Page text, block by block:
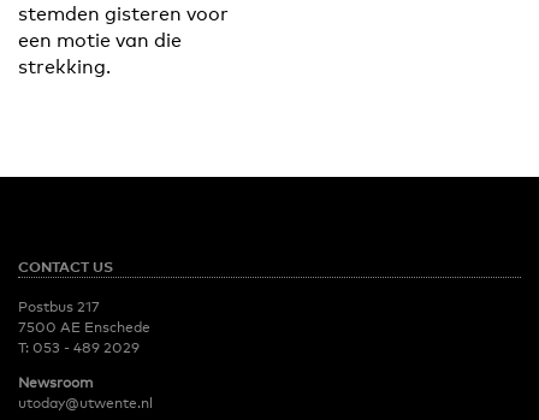
stemden gisteren voor
een motie van die
strekking.
CONTACT US
Postbus 217
7500 AE Enschede
T: 053 - 489 2029
Newsroom
utoday@utwente.nl